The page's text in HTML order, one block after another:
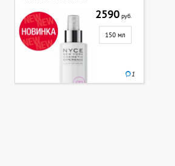
2590 руб.
150 мл
1